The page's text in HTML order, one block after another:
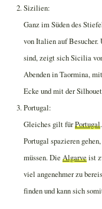
Sizilien:
Ganz im Süden des
von Italien auf Besucher.
sind, zeigt sich Sicilia
Abenden in Taormina,
Ecke und mit der
Portugal:
Gleiches gilt fürPortugal
Portugal spazieren
müssen. Die Algarveist
viel angenehmer zu
finden und kann sich